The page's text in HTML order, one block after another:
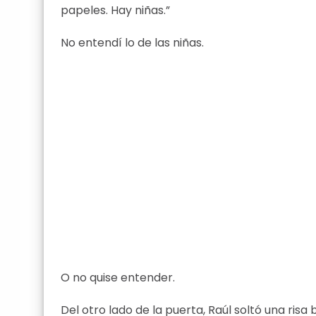
papeles. Hay niñas.”
No entendí lo de las niñas.
O no quise entender.
Del otro lado de la puerta, Raúl soltó una risa